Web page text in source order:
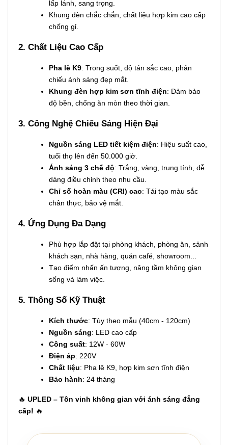
lấp lánh, sang trọng.
Khung đèn chắc chắn, chất liệu hợp kim cao cấp
chống gỉ.
2. Chất Liệu Cao Cấp
Pha lê K9: Trong suốt, độ tán sắc cao, phản
chiếu ánh sáng đẹp mắt.
Khung đèn hợp kim sơn tĩnh điện: Đảm bảo
độ bền, chống ăn mòn theo thời gian.
3. Công Nghệ Chiếu Sáng Hiện Đại
Nguồn sáng LED tiết kiệm điện: Hiệu suất cao,
tuổi thọ lên đến 50.000 giờ.
Ánh sáng 3 chế độ: Trắng, vàng, trung tính, dễ
dàng điều chỉnh theo nhu cầu.
Chỉ số hoàn màu (CRI) cao: Tái tạo màu sắc
chân thực, bảo vệ mắt.
4. Ứng Dụng Đa Dạng
Phù hợp lắp đặt tại phòng khách, phòng ăn, sảnh
khách sạn, nhà hàng, quán café, showroom...
Tạo điểm nhấn ấn tượng, nâng tầm không gian
sống và làm việc.
5. Thông Số Kỹ Thuật
Kích thước: Tùy theo mẫu (40cm - 120cm)
Nguồn sáng: LED cao cấp
Công suất: 12W - 60W
Điện áp: 220V
Chất liệu: Pha lê K9, hợp kim sơn tĩnh điện
Bảo hành: 24 tháng
🔥 UPLED – Tôn vinh không gian với ánh sáng đẳng
cấp! 🔥